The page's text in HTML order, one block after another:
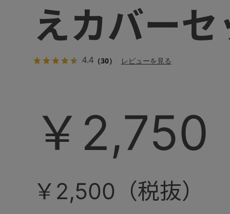
えカバーセ
4.4（30） レビューを見る
￥2,750
￥2,500（税抜）